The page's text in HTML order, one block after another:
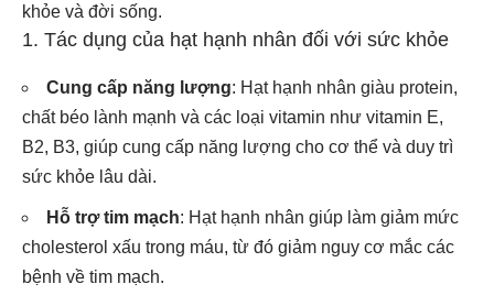
khỏe và đời sống.
1. Tác dụng của hạt hạnh nhân đối với sức khỏe
Cung cấp năng lượng: Hạt hạnh nhân giàu protein,
chất béo lành mạnh và các loại vitamin như vitamin E,
B2, B3, giúp cung cấp năng lượng cho cơ thể và duy trì
sức khỏe lâu dài.
Hỗ trợ tim mạch: Hạt hạnh nhân giúp làm giảm mức
cholesterol xấu trong máu, từ đó giảm nguy cơ mắc các
bệnh về tim mạch.